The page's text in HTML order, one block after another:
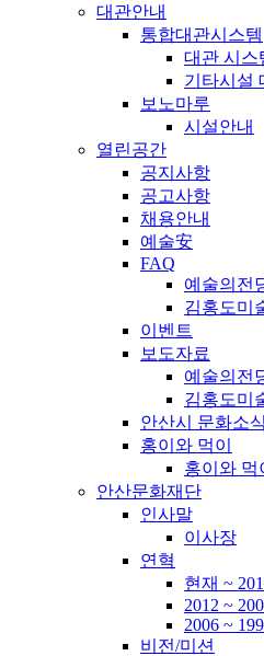
대관안내
통합대관시스템
대관 시스
기타시설
보노마루
시설안내
열린공간
공지사항
공고사항
채용안내
예술安
FAQ
예술의전
김홍도미
이벤트
보도자료
예술의전
김홍도미
안산시 문화소식
홍이와 먹이
홍이와 먹
안산문화재단
인사말
이사장
연혁
현재 ~
2012 ~
2006 ~
비전/미션